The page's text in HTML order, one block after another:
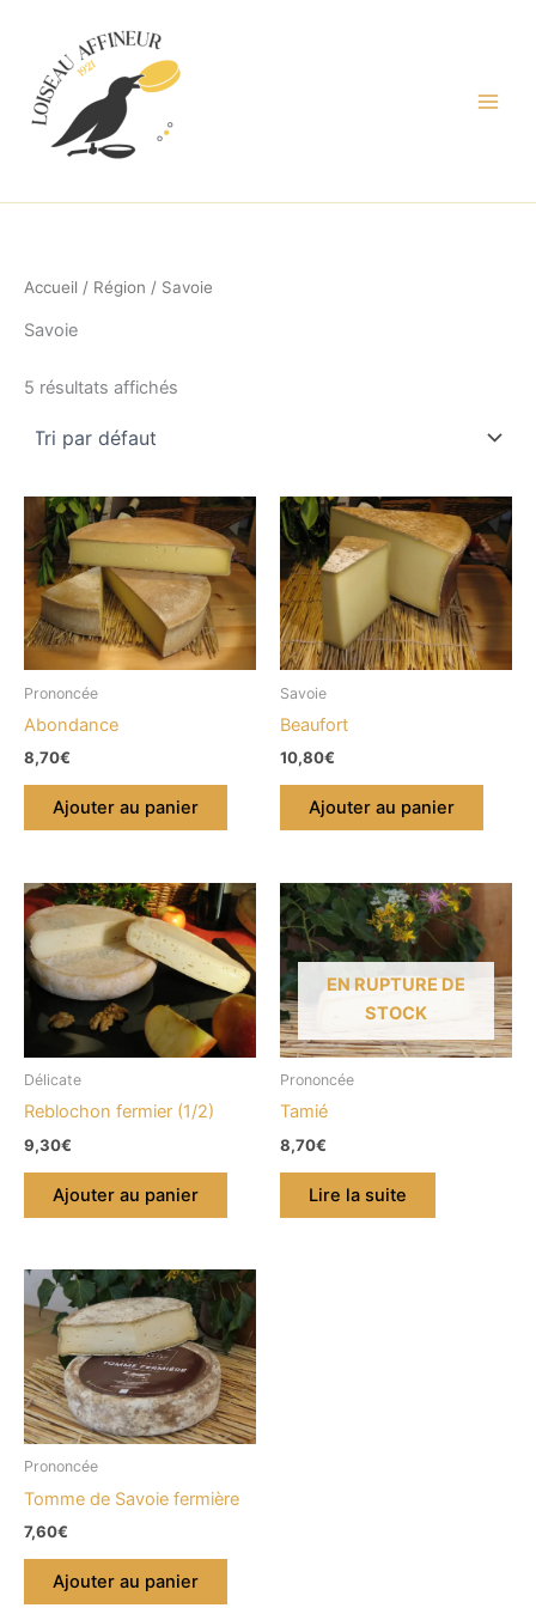
contenu
Accueil / Région / Savoie
Savoie
5 résultats affichés
Prononcée
Abondance
8,70€
Ajouter au panier
Savoie
Beaufort
10,80€
Ajouter au panier
Délicate
Reblochon fermier (1/2)
9,30€
Ajouter au panier
EN RUPTURE DE
STOCK
Prononcée
Tamié
8,70€
Lire la suite
Prononcée
Tomme de Savoie fermière
7,60€
Ajouter au panier